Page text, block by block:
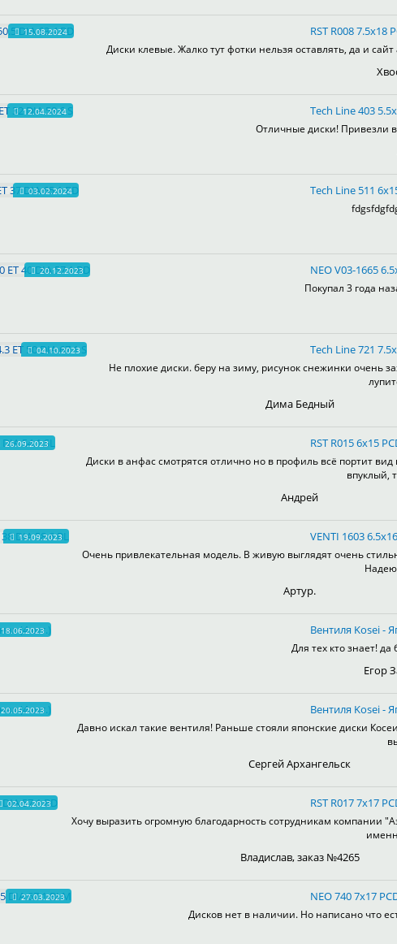
15.08.2024 RST R008 7.5x18
Диски клевые. Жалко тут фотки нельзя оставлять, да и
12.04.2024 Tech Line 403
Отличные диски! Привезли в
03.02.2024 Tech Line 511
20.12.2023 NEO V03-1665
Покупал 3 года
04.10.2023 Tech Line 721
Не плохие диски. беру на зиму, рисунок снежинки очень
Дима Бедный
26.09.2023 RST R015 6x15
Диски в анфас смотрятся отлично но в профиль всё портит
впуклый,
Андрей
19.09.2023 VENTI 1603
Очень привлекательная модель. В живую выглядят очень
Артур.
18.06.2023 Вентиля Kosei -
Для тех кто знает!
Егор
20.05.2023 Вентиля Kosei -
Давно искал такие вентиля! Раньше стояли японские диски
Сергей Архангельск
02.04.2023 RST R017 7x17
Хочу выразить огромную благодарность сотрудникам компании
Владислав, заказ №4265
27.03.2023 NEO 740 7x17
Дисков нет в наличии. Но написано что